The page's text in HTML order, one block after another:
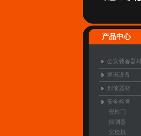
产品中心
公安装备器材
通讯设备
刑侦器材
安全检查
安检门
探测器
安检机